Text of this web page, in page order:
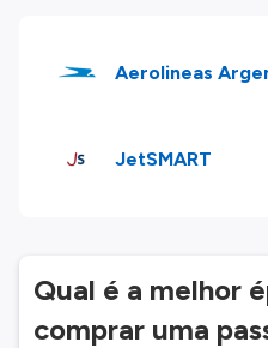
Aerolineas
JetSMART
Qual é a melhor
comprar uma